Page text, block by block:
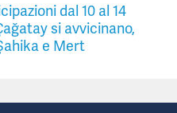
dal 10 al 14
si avvicinano,
e Mert